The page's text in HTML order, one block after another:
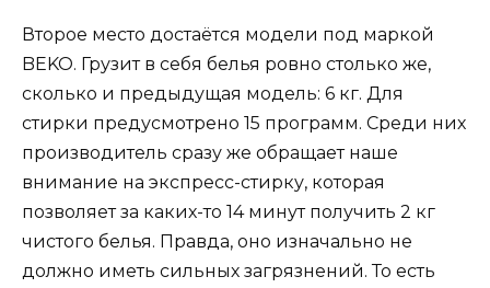
Второе место достаётся модели под маркой
BEKO. Грузит в себя белья ровно столько же,
сколько и предыдущая модель: 6 кг. Для
стирки предусмотрено 15 программ. Среди них
производитель сразу же обращает наше
внимание на экспресс-стирку, которая
позволяет за каких-то 14 минут получить 2 кг
чистого белья. Правда, оно изначально не
должно иметь сильных загрязнений. То есть